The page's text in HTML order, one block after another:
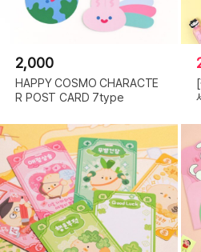
2,000
HAPPY COSMO CHARACTE
R POST CARD 7type